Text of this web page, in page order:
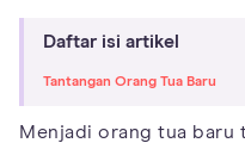
Daftar isi artikel
Tantangan Orang Tua Baru
Menjadi orang tua baru